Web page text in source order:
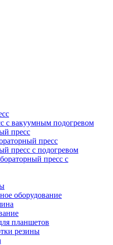
с вакуумным подогревом
пресс
пресс
пресс с подогревом
пресс с
оборудование
планшетов
резины